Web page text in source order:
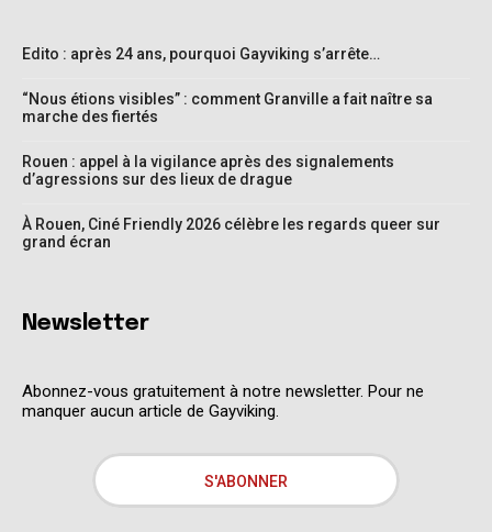
Edito : après 24 ans, pourquoi Gayviking s’arrête…
“Nous étions visibles” : comment Granville a fait naître sa
marche des fiertés
Rouen : appel à la vigilance après des signalements
d’agressions sur des lieux de drague
À Rouen, Ciné Friendly 2026 célèbre les regards queer sur
grand écran
Newsletter
Abonnez-vous gratuitement à notre newsletter. Pour ne
manquer aucun article de Gayviking.
S'ABONNER